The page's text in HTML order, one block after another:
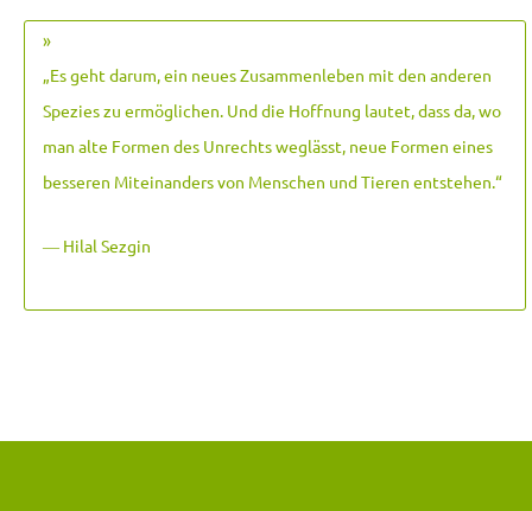
»
„Es geht darum, ein neues Zusammenleben mit den anderen
Spezies zu ermöglichen. Und die Hoffnung lautet, dass da, wo
man alte Formen des Unrechts weglässt, neue Formen eines
besseren Miteinanders von Menschen und Tieren entstehen.“
― Hilal Sezgin